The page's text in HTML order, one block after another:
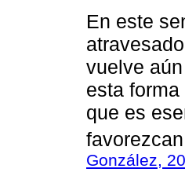
En este
vuelve
esta
que es
González,